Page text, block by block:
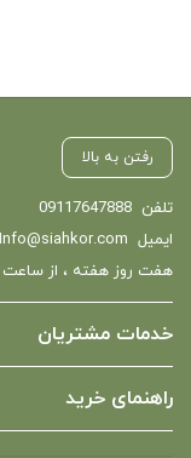
رفتن به بالا
تلفن 09117647888
ایمیل Info@siahkor.com
هفت روز هفته ، از ساعت 11 تا 22 پاسخگوی شما هستیم.
خدمات مشتریان
راهنمای خرید